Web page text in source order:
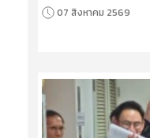
07 สิงหาคม 2569